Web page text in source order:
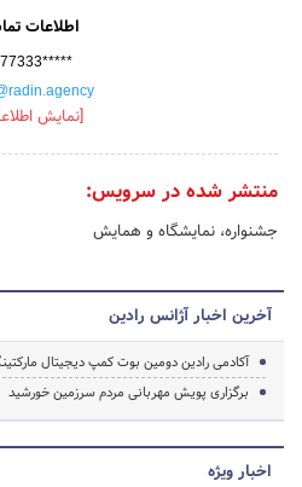
اطلاعات
[نمایش
منتشر شده در سرویس:
جشنواره، نمایشگاه و همایش
آخرین اخبار آژانس رادین
آکادمی رادین دومین بوت کمپ دیجیتال
برگزاری پویش مهربانی مردم سرزمین خورشید
اخبار ویژه